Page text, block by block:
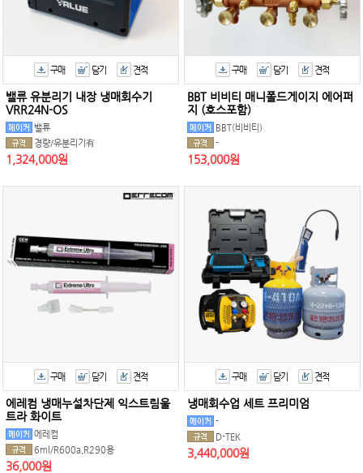
구매 담기 견적
밸류 유분리기 내장 냉매회수기
VRR24N-OS
밸류
경량/유분리기有
1,324,000원
구매 담기 견적
BBT 비비티 매니폴드게이지 에어퍼
지 (호스포함)
BBT(비비티)
-
153,000원
구매 담기 견적
에레컴 냉매누설차단제 익스트림울
트라 화이트
에레컴
6ml/R600a,R290용
36,000원
구매 담기 견적
냉매회수업 세트 프리미엄
-
D-TEK
3,440,000원